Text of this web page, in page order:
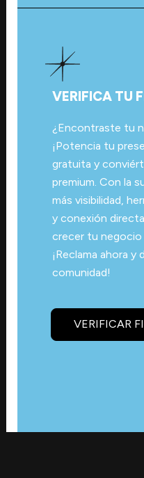
VERIFICA TU
¿Encontraste tu
¡Potencia tu
gratuita y
premium. Con la
más visibilidad,
y conexión
crecer tu negocio
¡Reclama ahora y
comunidad!
VERIFICAR